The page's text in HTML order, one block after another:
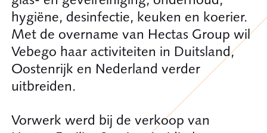
hygiëne, desinfectie, keuken en koerier.
Met de overname van Hectas Group wil
Vebego haar activiteiten in Duitsland,
Oostenrijk en Nederland verder
uitbreiden.
Vorwerk werd bij de verkoop van